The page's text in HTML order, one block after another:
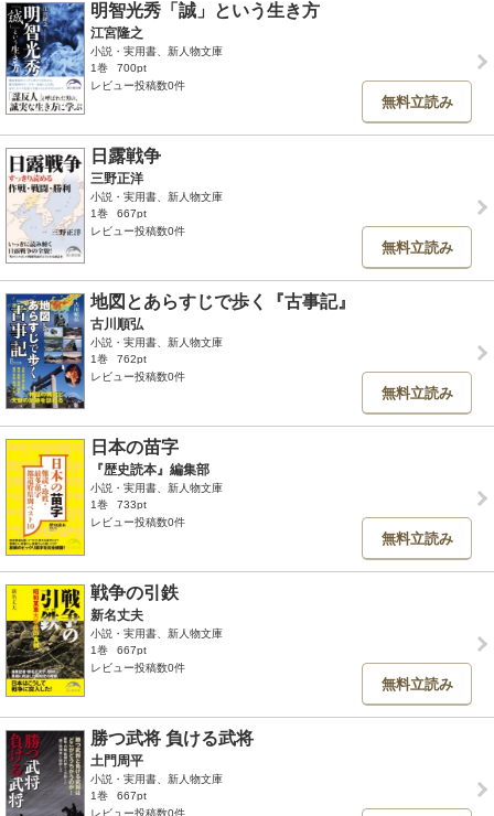
明智光秀「誠」という生き方
江宮隆之
小説・実用書、新人物文庫
1巻
700pt
レビュー投稿数0件
無料立読み
日露戦争
三野正洋
小説・実用書、新人物文庫
1巻
667pt
レビュー投稿数0件
無料立読み
地図とあらすじで歩く『古事記』
古川順弘
小説・実用書、新人物文庫
1巻
762pt
レビュー投稿数0件
無料立読み
日本の苗字
『歴史読本』編集部
小説・実用書、新人物文庫
1巻
733pt
レビュー投稿数0件
無料立読み
戦争の引鉄
新名丈夫
小説・実用書、新人物文庫
1巻
667pt
レビュー投稿数0件
無料立読み
勝つ武将 負ける武将
土門周平
小説・実用書、新人物文庫
1巻
667pt